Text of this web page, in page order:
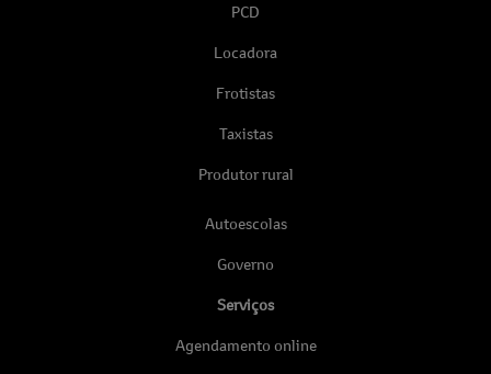
PCD
Locadora
Frotistas
Taxistas
Produtor rural
Autoescolas
Governo
Serviços
Agendamento online